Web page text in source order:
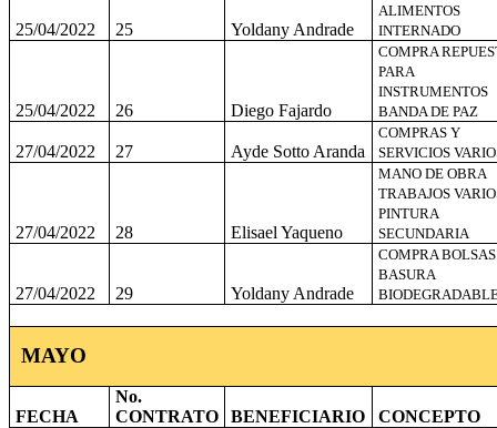
25/04/2022 25 Yoldany Andrade
ALIMENTOS
INTERNADO
25/04/2022 26 Diego Fajardo
COMPRA
PARA
INSTRUMENTOS
BANDA DE PAZ
27/04/2022 27 Ayde Sotto Aranda
COMPRAS Y
SERVICIOS
27/04/2022 28 Elisael Yaqueno
MANO DE OBRA
TRABAJOS
PINTURA
SECUNDARIA
27/04/2022 29 Yoldany Andrade
COMPRA BOLSAS
BASURA
MAYO
FECHA
No.
CONTRATO
BENEFICIARIO CONCEPTO